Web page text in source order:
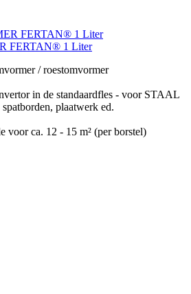
FERTAN® 1 Liter
/ roestomvormer
in de standaardfles - voor STAAL
plaatwerk ed.
voor ca. 12 - 15 m² (per borstel)